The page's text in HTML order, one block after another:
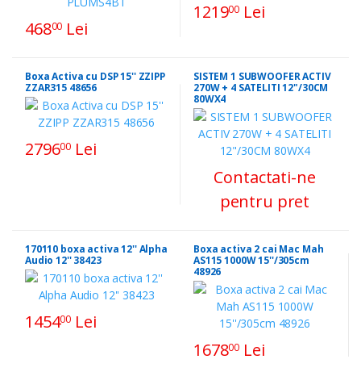
46800 Lei
121900 Lei
Boxa Activa cu DSP 15'' ZZIPP
ZZAR315 48656
279600 Lei
SISTEM 1 SUBWOOFER ACTIV
270W + 4 SATELITI 12"/30CM
80WX4
Contactati-ne
pentru pret
170110 boxa activa 12'' Alpha
Audio 12'' 38423
145400 Lei
Boxa activa 2 cai Mac Mah
AS115 1000W 15''/305cm
48926
167800 Lei